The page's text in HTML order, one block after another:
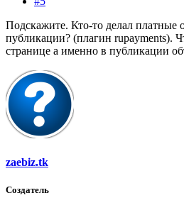
Подскажите. Кто-то делал платные
публикации? (плагин rupayments).
странице а именно в публикации
zaebiz.tk
Создатель